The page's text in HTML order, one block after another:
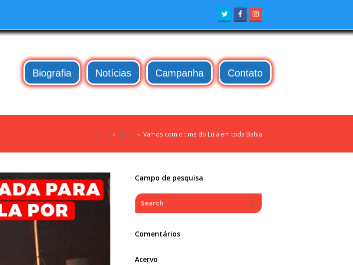
TwitterFacebook
Biografia Notícias Campanha Contato
Home » Geral » Vamos com o time do Lula em toda Bahia
Campo de pesquisa
Search
Comentários
Acervo